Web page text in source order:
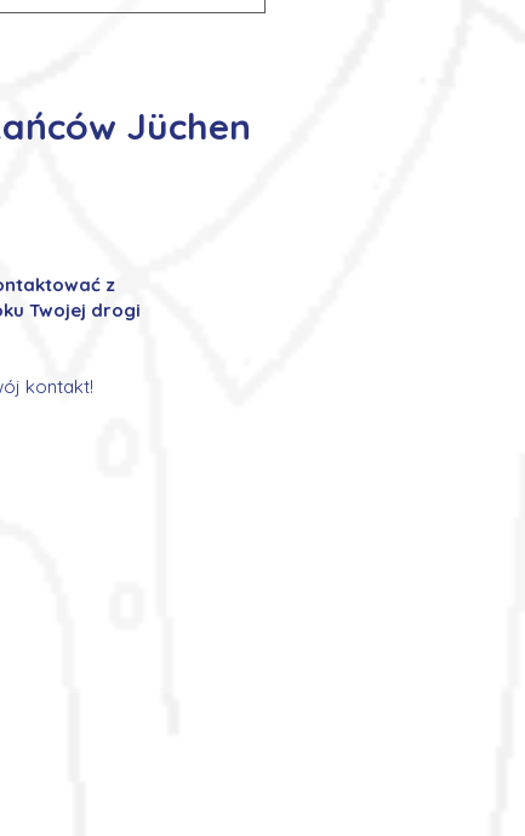
podczas rekrutacji, a
Jüchen
z
Twojej drogi
kontakt!